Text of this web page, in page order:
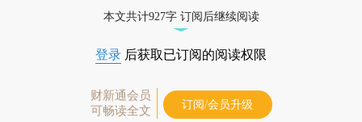
本文共计927字 订阅后继续阅读
登录 后获取已订阅的阅读权限
财新通会员
可畅读全文
订阅/会员升级